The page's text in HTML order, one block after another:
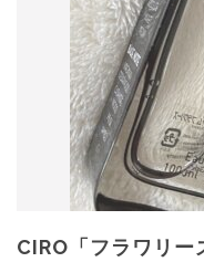
CIRO「フラワリー